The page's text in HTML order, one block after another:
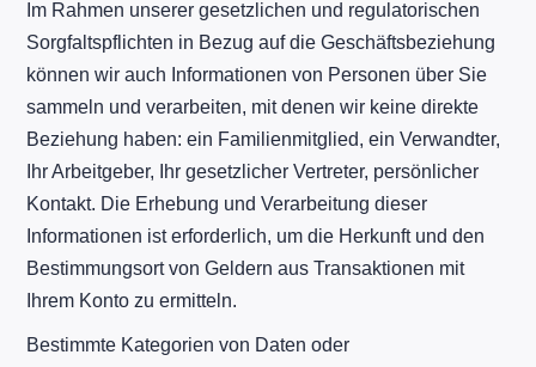
Im Rahmen unserer gesetzlichen und regulatorischen
Sorgfaltspflichten in Bezug auf die Geschäftsbeziehung
können wir auch Informationen von Personen über Sie
sammeln und verarbeiten, mit denen wir keine direkte
Beziehung haben: ein Familienmitglied, ein Verwandter,
Ihr Arbeitgeber, Ihr gesetzlicher Vertreter, persönlicher
Kontakt. Die Erhebung und Verarbeitung dieser
Informationen ist erforderlich, um die Herkunft und den
Bestimmungsort von Geldern aus Transaktionen mit
Ihrem Konto zu ermitteln.
Bestimmte Kategorien von Daten oder